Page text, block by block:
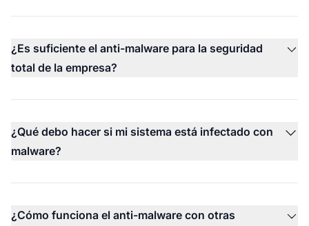
¿Es suficiente el anti-malware para la seguridad
total de la empresa?
¿Qué debo hacer si mi sistema está infectado con
malware?
¿Cómo funciona el anti-malware con otras